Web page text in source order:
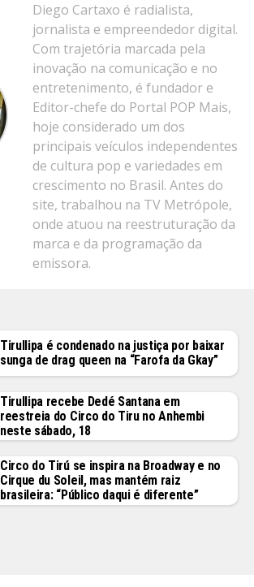
Diego Cartaxo é radialista,
jornalista e empreendedor digital.
Com trajetória marcada pela
inovação na comunicação e no
entretenimento, é fundador e
Editor-chefe do Portal POP Mais,
hoje considerado um dos
principais veículos independentes
de cultura pop e variedades em
crescimento no Brasil. Antes do
site, trabalhou na TV Metrópole,
onde atuou na reestruturação da
marca e da programação da
emissora.
Tirullipa é condenado na justiça por baixar
sunga de drag queen na “Farofa da Gkay”
Tirullipa recebe Dedé Santana em
reestreia do Circo do Tiru no Anhembi
neste sábado, 18
Circo do Tirú se inspira na Broadway e no
Cirque du Soleil, mas mantém raiz
brasileira: “Público daqui é diferente”